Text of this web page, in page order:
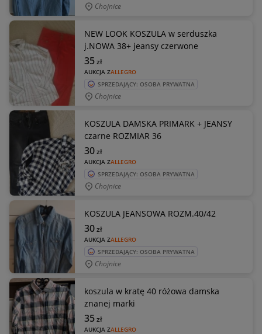
Chojnice
NEW LOOK KOSZULA w serduszka
j.NOWA 38+ jeansy czerwone
AUKCJA ZALLEGRO
35zł
SPRZEDAJĄCY: OSOBA PRYWATNA
Chojnice
KOSZULA DAMSKA PRIMARK + JEANSY
czarne ROZMIAR 36
AUKCJA ZALLEGRO
30zł
SPRZEDAJĄCY: OSOBA PRYWATNA
Chojnice
KOSZULA JEANSOWA ROZM.40/42
AUKCJA ZALLEGRO
30zł
SPRZEDAJĄCY: OSOBA PRYWATNA
Chojnice
koszula w kratę 40 różowa damska
znanej marki
AUKCJA ZALLEGRO
35zł